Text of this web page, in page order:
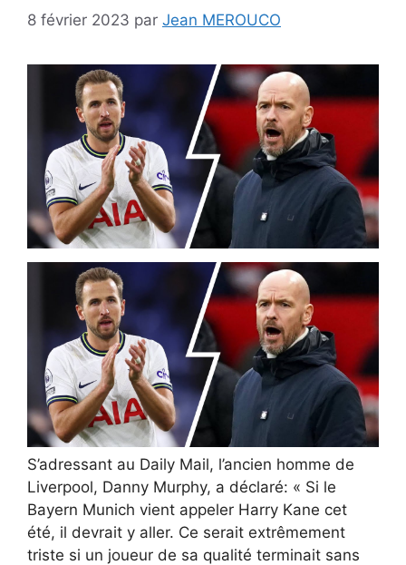
8 février 2023 par Jean MEROUCO
S’adressant au Daily Mail, l’ancien homme de
Liverpool, Danny Murphy, a déclaré: « Si le
Bayern Munich vient appeler Harry Kane cet
été, il devrait y aller. Ce serait extrêmement
triste si un joueur de sa qualité terminait sans